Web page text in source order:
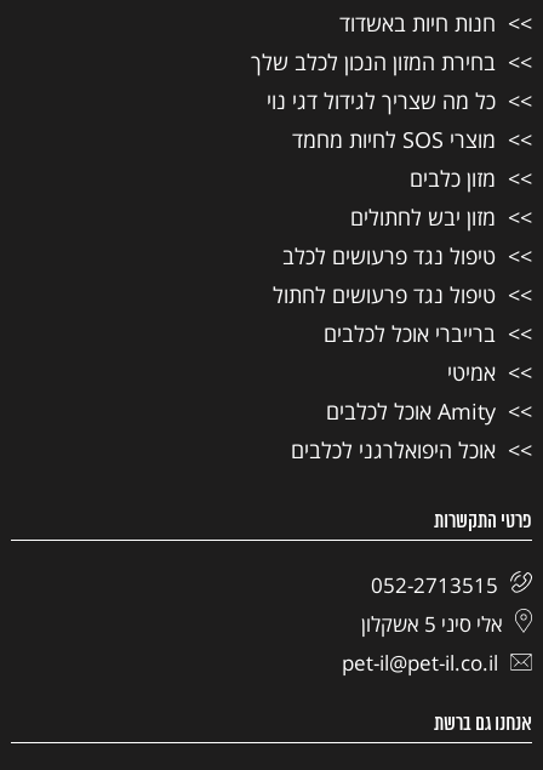
חנות חיות באשדוד
בחירת המזון הנכון לכלב שלך
כל מה שצריך לגידול דגי נוי
מוצרי SOS לחיות מחמד
מזון כלבים
מזון יבש לחתולים
טיפול נגד פרעושים לכלב
טיפול נגד פרעושים לחתול
ברייברי אוכל לכלבים
אמיטי
Amity אוכל לכלבים
אוכל היפואלרגני לכלבים
פרטי התקשרות
052-2713515
אלי סיני 5 אשקלון
pet-il@pet-il.co.il
אנחנו גם ברשת